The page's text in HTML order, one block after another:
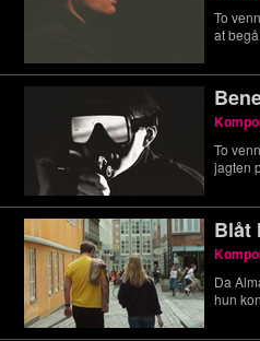
To
at
To
jagten
Blåt
Da
hun